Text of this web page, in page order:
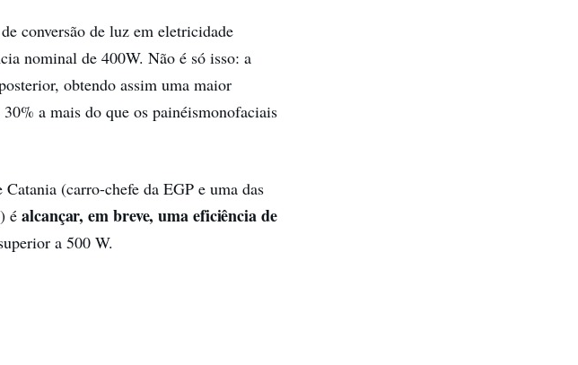
conversão de luz em eletricidade
nominal de 400W. Não é só isso: a
obtendo assim uma maior
a mais do que os painéismonofaciais
(carro-chefe da EGP e uma das
éalcançar, em breve, uma eficiência de
a 500 W.